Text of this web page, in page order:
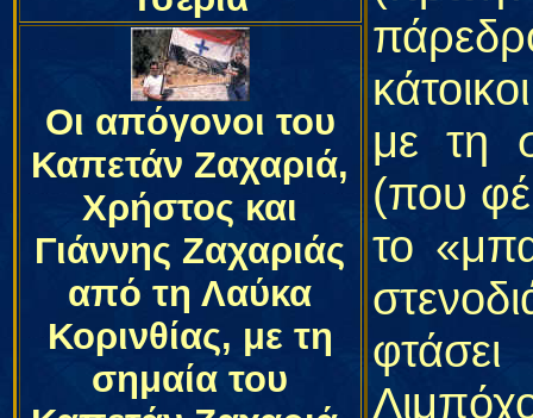
Οι απόγονοι του
Καπετάν Ζαχαριά,
Χρήστος και
Γιάννης Ζαχαριάς
από τη Λαύκα
Κορινθίας, με τη
σημαία του
με τη
(που
το